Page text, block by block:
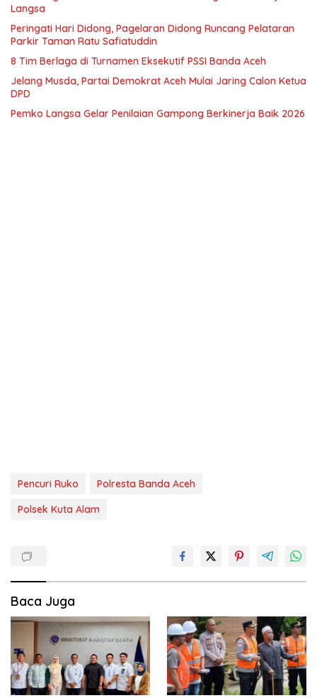
Langsa
Peringati Hari Didong, Pagelaran Didong Runcang Pelataran
Parkir Taman Ratu Safiatuddin
8 Tim Berlaga di Turnamen Eksekutif PSSI Banda Aceh
Jelang Musda, Partai Demokrat Aceh Mulai Jaring Calon Ketua
DPD
Pemko Langsa Gelar Penilaian Gampong Berkinerja Baik 2026
Pencuri Ruko
Polresta Banda Aceh
Polsek Kuta Alam
Baca Juga